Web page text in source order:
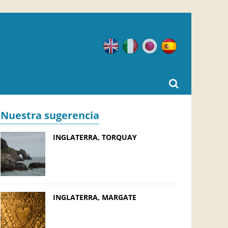
Inglés ItalianoJaponés
Nuestra sugerencia
INGLATERRA, TORQUAY
INGLATERRA, MARGATE